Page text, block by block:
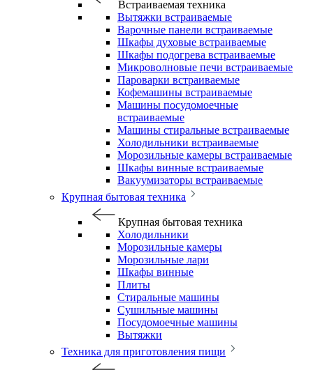
Встраиваемая техника
Вытяжки встраиваемые
Варочные панели встраиваемые
Шкафы духовые встраиваемые
Шкафы подогрева встраиваемые
Микроволновые печи встраиваемые
Пароварки встраиваемые
Кофемашины встраиваемые
Машины посудомоечные
встраиваемые
Машины стиральные встраиваемые
Холодильники встраиваемые
Морозильные камеры встраиваемые
Шкафы винные встраиваемые
Вакуумизаторы встраиваемые
Крупная бытовая техника
Крупная бытовая техника
Холодильники
Морозильные камеры
Морозильные лари
Шкафы винные
Плиты
Стиральные машины
Сушильные машины
Посудомоечные машины
Вытяжки
Техника для приготовления пищи